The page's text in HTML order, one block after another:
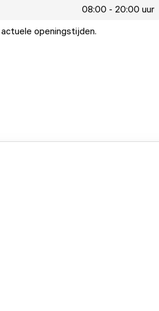
08:00 - 20:00 uur
openingstijden.